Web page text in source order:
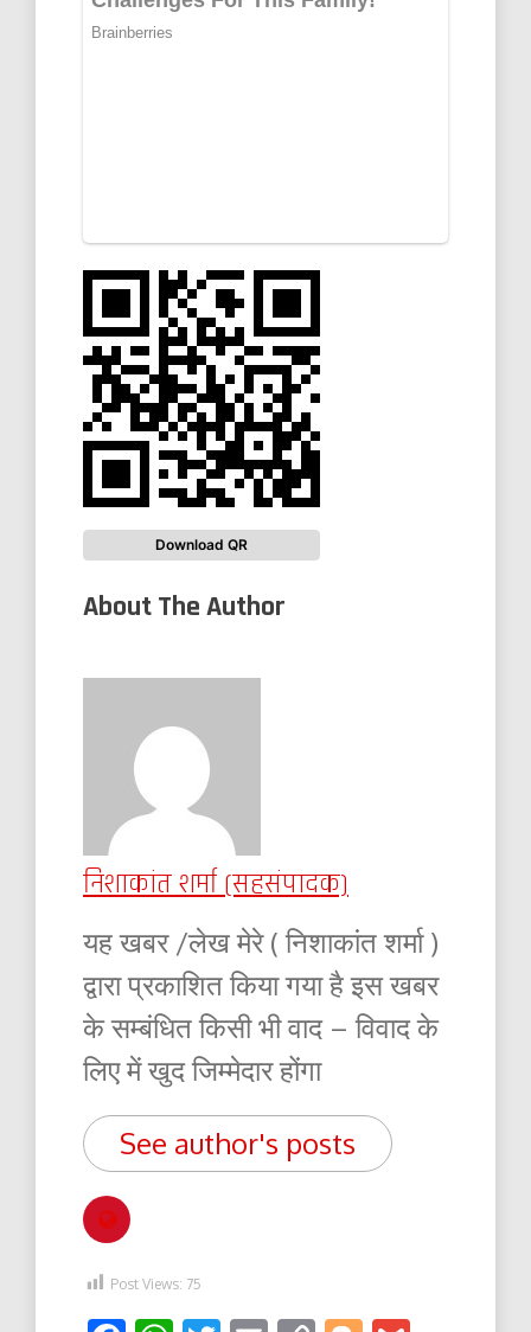
Download QR
About The Author
निशाकांत शर्मा (सहसंपादक)
यह खबर /लेख मेरे ( निशाकांत शर्मा )
द्वारा प्रकाशित किया गया है इस खबर
के सम्बंधित किसी भी वाद – विवाद के
लिए में खुद जिम्मेदार होंगा
See author's posts
Post Views: 75